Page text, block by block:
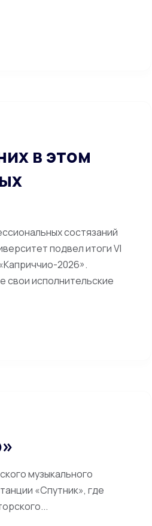
в этом
состязаний
подвел итоги VI
2026».
свои исполнительские
музыкального
«Спутник», где